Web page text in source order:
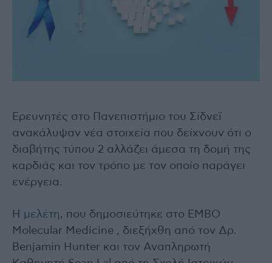
Ερευνητές στο Πανεπιστήμιο του Σίδνεϊ
ανακάλυψαν νέα στοιχεία που δείχνουν ότι ο
διαβήτης τύπου 2 αλλάζει άμεσα τη δομή της
καρδιάς και τον τρόπο με τον οποίο παράγει
ενέργεια.
Η μελέτη, που δημοσιεύτηκε στο EMBO
Molecular Medicine , διεξήχθη από τον Δρ.
Benjamin Hunter και τον Αναπληρωτή